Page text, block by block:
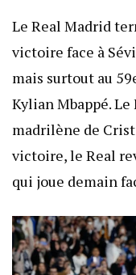
Le Real Madrid
victoire face à
mais surtout au
Kylian Mbappé.
madrilène de
victoire, le Real
qui joue demain